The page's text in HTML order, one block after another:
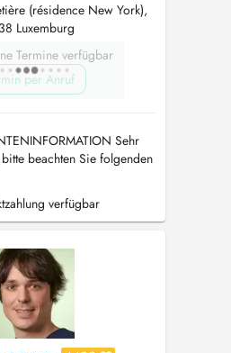
(résidence New York),
Luxemburg
Termine verfügbar
per Anruf
Sehr
beachten Sie folgenden
ändert sich
in Luxemburg. Neue
Rue du Cimetière
Cabinet Dermato. Termine
verfügbar